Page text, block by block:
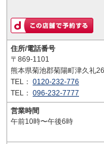
住所/電話番号
〒869-1101
熊本県菊池郡菊陽町津久礼
TEL： 0120-232-776
TEL： 096-232-7777
営業時間
午前10時〜午後6時